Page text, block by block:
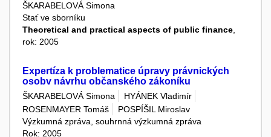
ŠKARABELOVÁ Simona
Stať ve sborníku
Theoretical and practical aspects of public finance
rok: 2005
Expertíza k problematice úpravy právnických
osobv návrhu občanského zákoníku
ŠKARABELOVÁ Simona
HYÁNEK Vladimír
ROSENMAYER Tomáš
POSPÍŠIL Miroslav
Výzkumná zpráva, souhrnná výzkumná zpráva
Rok: 2005